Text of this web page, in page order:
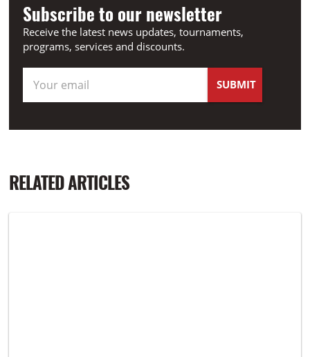
Subscribe to our newsletter
Receive the latest news updates, tournaments,
programs, services and discounts.
RELATED ARTICLES